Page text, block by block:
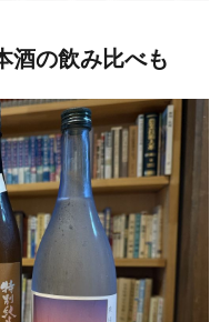
酒の飲み比べも